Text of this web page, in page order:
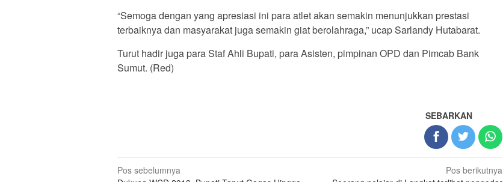
“Semoga dengan yang apresiasi ini para atlet akan semakin menunjukkan prestasi
terbaiknya dan masyarakat juga semakin giat berolahraga,” ucap Sarlandy Hutabarat.
Turut hadir juga para Staf Ahli Bupati, para Asisten, pimpinan OPD dan Pimcab Bank
Sumut. (Red)
SEBARKAN
Navigasi
Pos sebelumnya
Pos berikutnya